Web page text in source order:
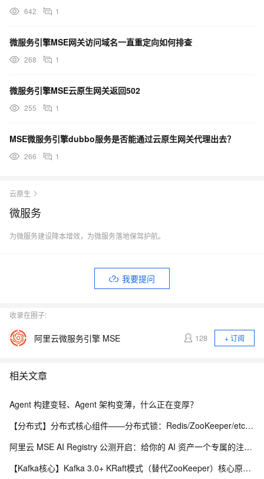
642 1
微服务引擎MSE网关访问域名一直重定向如何排查
268 1
微服务引擎MSE云原生网关返回502
255 1
MSE微服务引擎dubbo服务是否能通过云原生网关代理出去？
266 1
云原生
微服务
为微服务建设降本增效，为微服务落地保驾护航。
我要提问
收录在圈子:
阿里云微服务引擎 MSE 128 + 订阅
相关文章
Agent 构建变轻、Agent 架构变薄，什么正在变厚？
【分布式】分布式核心组件——分布式锁：Redis/ZooKeeper/etcd 实现方案（附全方位对比表）、优缺点、Redlock、时钟回拨问题
阿里云 MSE AI Registry 公测开启：给你的 AI 资产一个专属的注册中心
【Kafka核心】Kafka 3.0+ KRaft模式（替代ZooKeeper）核心原理与优势